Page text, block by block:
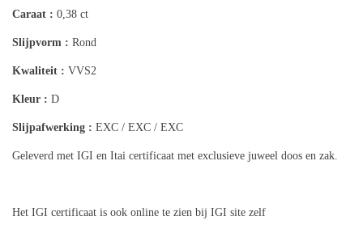
Caraat : 0,38 ct
Slijpvorm : Rond
Kwaliteit : VVS2
Kleur : D
Slijpafwerking : EXC / EXC / EXC
Geleverd met IGI en Itai certificaat met exclusieve juweel doos en zak.
Het IGI certificaat is ook online te zien bij IGI site zelf